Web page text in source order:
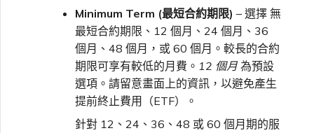
Minimum Term (最短合約期限) – 選擇 無
最短合約期限、12 個月、24 個月、36
個月、48 個月，或 60 個月。較長的合約
期限可享有較低的月費。 12 個月為預設
選項。請留意畫面上的資訊，以避免產生
提前終止費用（ETF）。
針對 12、24、36、48 或 60 個月期的服